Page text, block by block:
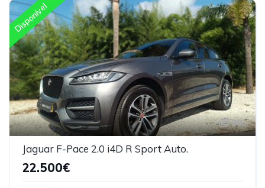
Disponível
30
Jaguar F-Pace 2.0 i4D R Sport Auto.
22.500€